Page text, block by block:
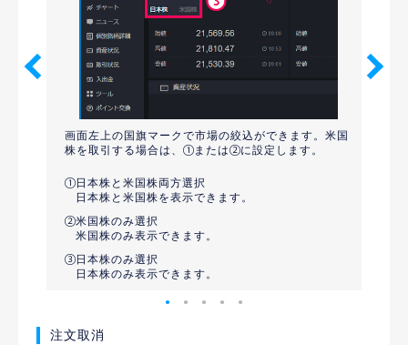
画面左上の国旗マークで市場の絞込ができます。米国
株を取引する場合は、
または に設定します。
日本株と米国株両方選択
日本株と米国株を表示できます。
米国株のみ選択
米国株のみ表示できます。
日本株のみ選択
日本株のみ表示できます。
注文取消